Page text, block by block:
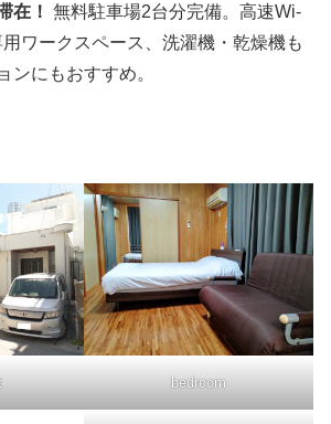
在！ 無料駐車場2台分完備。高速Wi-
ワークスペース、洗濯機・乾燥機も
ンにもおすすめ。
bedroom